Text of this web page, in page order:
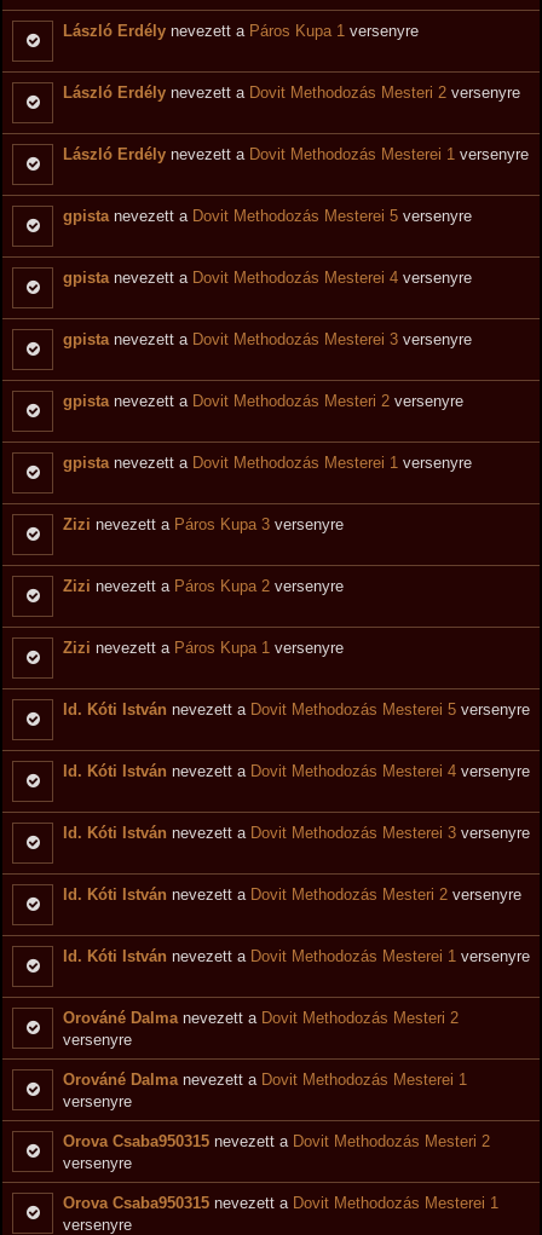
László Erdély nevezett a Páros Kupa 1 versenyre
László Erdély nevezett a Dovit Methodozás Mesteri 2 versenyre
László Erdély nevezett a Dovit Methodozás Mesterei 1 versenyre
gpistanevezett a Dovit Methodozás Mesterei 5 versenyre
gpistanevezett a Dovit Methodozás Mesterei 4 versenyre
gpistanevezett a Dovit Methodozás Mesterei 3 versenyre
gpistanevezett a Dovit Methodozás Mesteri 2 versenyre
gpistanevezett a Dovit Methodozás Mesterei 1 versenyre
Zizi nevezett a Páros Kupa 3 versenyre
Zizi nevezett a Páros Kupa 2 versenyre
Zizi nevezett a Páros Kupa 1 versenyre
Id. Kóti István nevezett a Dovit Methodozás Mesterei 5 versenyre
Id. Kóti István nevezett a Dovit Methodozás Mesterei 4 versenyre
Id. Kóti István nevezett a Dovit Methodozás Mesterei 3 versenyre
Id. Kóti István nevezett a Dovit Methodozás Mesteri 2 versenyre
Id. Kóti István nevezett a Dovit Methodozás Mesterei 1 versenyre
Orováné Dalma nevezett a Dovit Methodozás Mesteri 2
versenyre
Orováné Dalma nevezett a Dovit Methodozás Mesterei 1
versenyre
Orova Csaba950315 nevezett a Dovit Methodozás Mesteri 2
versenyre
Orova Csaba950315 nevezett a Dovit Methodozás Mesterei 1
versenyre